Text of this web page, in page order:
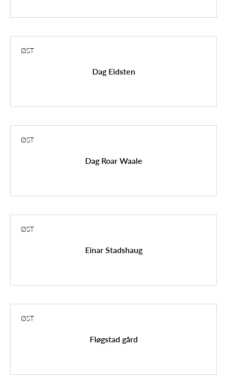
ØST
Dag Eidsten
ØST
Dag Roar Waale
ØST
Einar Stadshaug
ØST
Fløgstad gård